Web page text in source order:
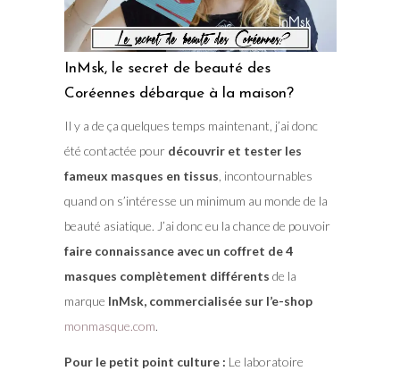
InMsk, le secret de beauté des
Coréennes débarque à la maison?
Il y a de ça quelques temps maintenant, j’ai donc
été contactée pour découvrir et tester les
fameux masques en tissus , incontournables
quand on s’intéresse un minimum au monde de la
beauté asiatique. J’ai donc eu la chance de pouvoir
faire connaissance avec un coffret de 4
masques complètement différents de la
marque InMsk, commercialisée sur l’e-shop
monmasque.com.
Pour le petit point culture : Le laboratoire